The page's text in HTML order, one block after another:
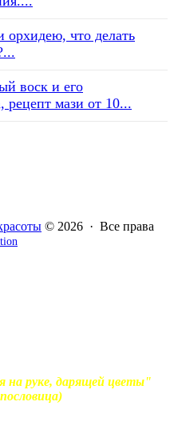
орхидею, что делать
воск и его
рецепт мази от 10...
© 2026 · Все права
на руке, дарящей цветы"